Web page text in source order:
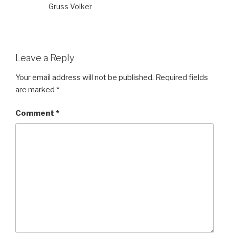
Gruss Volker
Leave a Reply
Your email address will not be published. Required fields
are marked *
Comment *